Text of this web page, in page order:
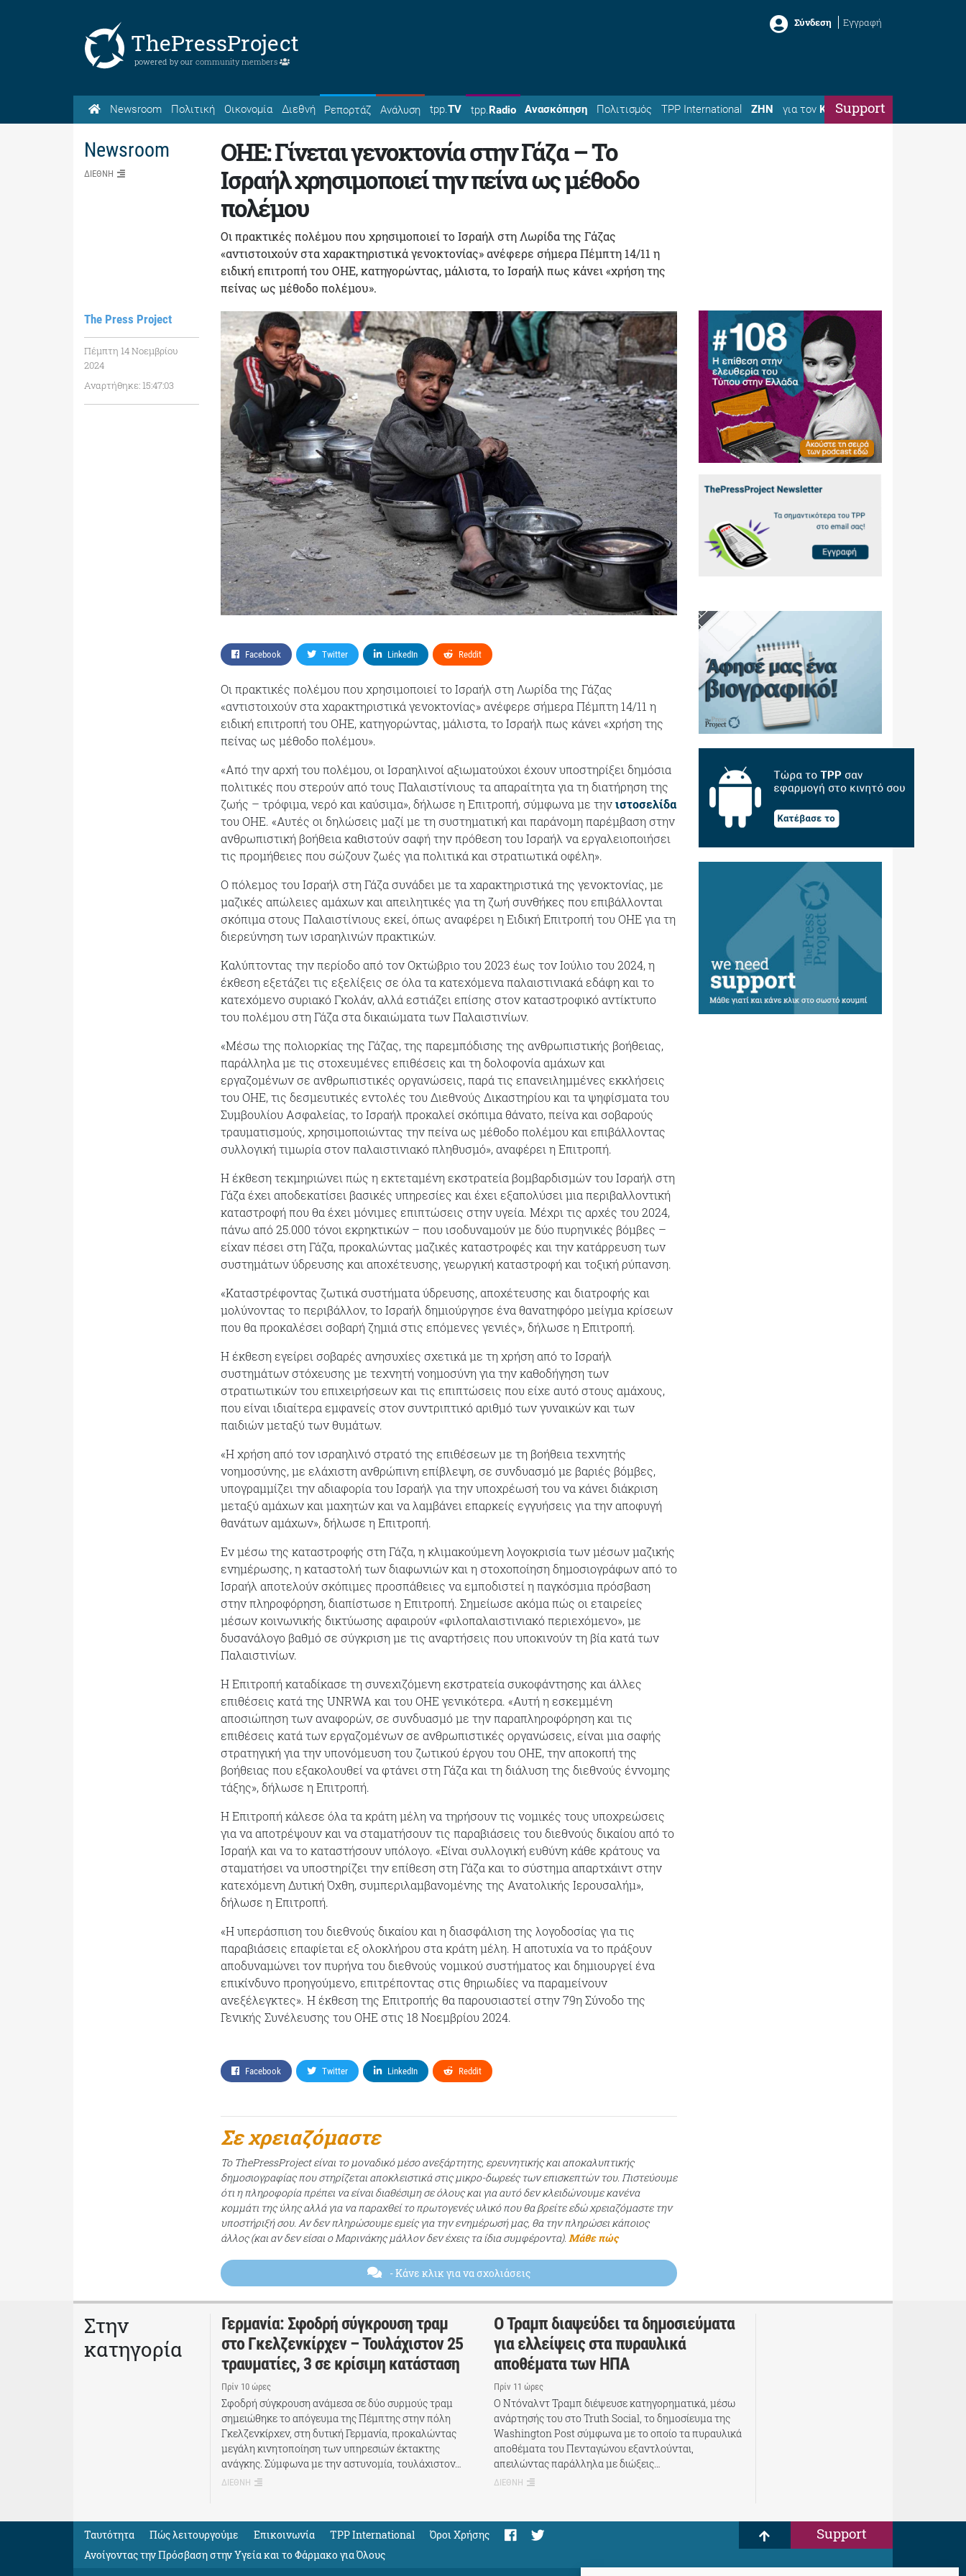
ThePressProject
powered by our community members
Σύνδεση Εγγραφή
Newsroom Πολιτική Οικονομία Διεθνή Ρεπορτάζ Ανάλυση tpp.TV tpp.Radio Ανασκόπηση Πολιτισμός TPP International ΖΗΝ για τον ΚώσταSupport
Newsroom
ΔΙΕΘΝΗ
The Press Project
Πέμπτη 14 Νοεμβρίου
2024
Αναρτήθηκε: 15:47:03
ΟΗΕ: Γίνεται γενοκτονία στην Γάζα – Το
Ισραήλ χρησιμοποιεί την πείνα ως μέθοδο
πολέμου
Οι πρακτικές πολέμου που χρησιμοποιεί το Ισραήλ στη Λωρίδα της Γάζας
«αντιστοιχούν στα χαρακτηριστικά γενοκτονίας» ανέφερε σήμερα Πέμπτη 14/11 η
ειδική επιτροπή του ΟΗΕ, κατηγορώντας, μάλιστα, το Ισραήλ πως κάνει «χρήση της
πείνας ως μέθοδο πολέμου».
Facebook Twitter LinkedIn Reddit
Οι πρακτικές πολέμου που χρησιμοποιεί το Ισραήλ στη Λωρίδα της Γάζας
«αντιστοιχούν στα χαρακτηριστικά γενοκτονίας» ανέφερε σήμερα Πέμπτη 14/11 η
ειδική επιτροπή του ΟΗΕ, κατηγορώντας, μάλιστα, το Ισραήλ πως κάνει «χρήση της
πείνας ως μέθοδο πολέμου».
«Από την αρχή του πολέμου, οι Ισραηλινοί αξιωματούχοι έχουν υποστηρίξει δημόσια
πολιτικές που στερούν από τους Παλαιστίνιους τα απαραίτητα για τη διατήρηση της
ζωής – τρόφιμα, νερό και καύσιμα», δήλωσε η Επιτροπή, σύμφωνα με τηνιστοσελίδα
του ΟΗΕ. «Αυτές οι δηλώσεις μαζί με τη συστηματική και παράνομη παρέμβαση στην
ανθρωπιστική βοήθεια καθιστούν σαφή την πρόθεση του Ισραήλ να εργαλειοποιήσει
τις προμήθειες που σώζουν ζωές για πολιτικά και στρατιωτικά οφέλη».
Ο πόλεμος του Ισραήλ στη Γάζα συνάδει με τα χαρακτηριστικά της γενοκτονίας, με
μαζικές απώλειες αμάχων και απειλητικές για τη ζωή συνθήκες που επιβάλλονται
σκόπιμα στους Παλαιστίνιους εκεί, όπως αναφέρει η Ειδική Επιτροπή του ΟΗΕ για τη
διερεύνηση των ισραηλινών πρακτικών.
Καλύπτοντας την περίοδο από τον Οκτώβριο του 2023 έως τον Ιούλιο του 2024, η
έκθεση εξετάζει τις εξελίξεις σε όλα τα κατεχόμενα παλαιστινιακά εδάφη και το
κατεχόμενο συριακό Γκολάν, αλλά εστιάζει επίσης στον καταστροφικό αντίκτυπο
του πολέμου στη Γάζα στα δικαιώματα των Παλαιστινίων.
«Μέσω της πολιορκίας της Γάζας, της παρεμπόδισης της ανθρωπιστικής βοήθειας,
παράλληλα με τις στοχευμένες επιθέσεις και τη δολοφονία αμάχων και
εργαζομένων σε ανθρωπιστικές οργανώσεις, παρά τις επανειλημμένες εκκλήσεις
του ΟΗΕ, τις δεσμευτικές εντολές του Διεθνούς Δικαστηρίου και τα ψηφίσματα του
Συμβουλίου Ασφαλείας, το Ισραήλ προκαλεί σκόπιμα θάνατο, πείνα και σοβαρούς
τραυματισμούς, χρησιμοποιώντας την πείνα ως μέθοδο πολέμου και επιβάλλοντας
συλλογική τιμωρία στον παλαιστινιακό πληθυσμό», αναφέρει η Επιτροπή.
Η έκθεση τεκμηριώνει πώς η εκτεταμένη εκστρατεία βομβαρδισμών του Ισραήλ στη
Γάζα έχει αποδεκατίσει βασικές υπηρεσίες και έχει εξαπολύσει μια περιβαλλοντική
καταστροφή που θα έχει μόνιμες επιπτώσεις στην υγεία. Μέχρι τις αρχές του 2024,
πάνω από 25.000 τόνοι εκρηκτικών – που ισοδυναμούν με δύο πυρηνικές βόμβες –
είχαν πέσει στη Γάζα, προκαλώντας μαζικές καταστροφές και την κατάρρευση των
συστημάτων ύδρευσης και αποχέτευσης, γεωργική καταστροφή και τοξική ρύπανση.
«Καταστρέφοντας ζωτικά συστήματα ύδρευσης, αποχέτευσης και διατροφής και
μολύνοντας το περιβάλλον, το Ισραήλ δημιούργησε ένα θανατηφόρο μείγμα κρίσεων
που θα προκαλέσει σοβαρή ζημιά στις επόμενες γενιές», δήλωσε η Επιτροπή.
Η έκθεση εγείρει σοβαρές ανησυχίες σχετικά με τη χρήση από το Ισραήλ
συστημάτων στόχευσης με τεχνητή νοημοσύνη για την καθοδήγηση των
στρατιωτικών του επιχειρήσεων και τις επιπτώσεις που είχε αυτό στους αμάχους,
που είναι ιδιαίτερα εμφανείς στον συντριπτικό αριθμό των γυναικών και των
παιδιών μεταξύ των θυμάτων.
«Η χρήση από τον ισραηλινό στρατό της επιθέσεων με τη βοήθεια τεχνητής
νοημοσύνης, με ελάχιστη ανθρώπινη επίβλεψη, σε συνδυασμό με βαριές βόμβες,
υπογραμμίζει την αδιαφορία του Ισραήλ για την υποχρέωσή του να κάνει διάκριση
μεταξύ αμάχων και μαχητών και να λαμβάνει επαρκείς εγγυήσεις για την αποφυγή
θανάτων αμάχων», δήλωσε η Επιτροπή.
Εν μέσω της καταστροφής στη Γάζα, η κλιμακούμενη λογοκρισία των μέσων μαζικής
ενημέρωσης, η καταστολή των διαφωνιών και η στοχοποίηση δημοσιογράφων από το
Ισραήλ αποτελούν σκόπιμες προσπάθειες να εμποδιστεί η παγκόσμια πρόσβαση
στην πληροφόρηση, διαπίστωσε η Επιτροπή. Σημείωσε ακόμα πώς οι εταιρείες
μέσων κοινωνικής δικτύωσης αφαιρούν «φιλοπαλαιστινιακό περιεχόμενο», με
δυσανάλογο βαθμό σε σύγκριση με τις αναρτήσεις που υποκινούν τη βία κατά των
Παλαιστινίων.
Η Επιτροπή καταδίκασε τη συνεχιζόμενη εκστρατεία συκοφάντησης και άλλες
επιθέσεις κατά της UNRWA και του ΟΗΕ γενικότερα. «Αυτή η εσκεμμένη
αποσιώπηση των αναφορών, σε συνδυασμό με την παραπληροφόρηση και τις
επιθέσεις κατά των εργαζομένων σε ανθρωπιστικές οργανώσεις, είναι μια σαφής
στρατηγική για την υπονόμευση του ζωτικού έργου του ΟΗΕ, την αποκοπή της
βοήθειας που εξακολουθεί να φτάνει στη Γάζα και τη διάλυση της διεθνούς έννομης
τάξης», δήλωσε η Επιτροπή.
Η Επιτροπή κάλεσε όλα τα κράτη μέλη να τηρήσουν τις νομικές τους υποχρεώσεις
για να αποτρέψουν και να σταματήσουν τις παραβιάσεις του διεθνούς δικαίου από το
Ισραήλ και να το καταστήσουν υπόλογο. «Είναι συλλογική ευθύνη κάθε κράτους να
σταματήσει να υποστηρίζει την επίθεση στη Γάζα και το σύστημα απαρτχάιντ στην
κατεχόμενη Δυτική Όχθη, συμπεριλαμβανομένης της Ανατολικής Ιερουσαλήμ»,
δήλωσε η Επιτροπή.
«Η υπεράσπιση του διεθνούς δικαίου και η διασφάλιση της λογοδοσίας για τις
παραβιάσεις επαφίεται εξ ολοκλήρου στα κράτη μέλη. Η αποτυχία να το πράξουν
αποδυναμώνει τον πυρήνα του διεθνούς νομικού συστήματος και δημιουργεί ένα
επικίνδυνο προηγούμενο, επιτρέποντας στις θηριωδίες να παραμείνουν
ανεξέλεγκτες». Η έκθεση της Επιτροπής θα παρουσιαστεί στην 79η Σύνοδο της
Γενικής Συνέλευσης του ΟΗΕ στις 18 Νοεμβρίου 2024.
Facebook Twitter LinkedIn Reddit
Σε χρειαζόμαστε
Το ThePressProject είναι το μοναδικό μέσο ανεξάρτητης, ερευνητικής και αποκαλυπτικής
δημοσιογραφίας που στηρίζεται αποκλειστικά στις μικρο-δωρεές των επισκεπτών του. Πιστεύουμε
ότι η πληροφορία πρέπει να είναι διαθέσιμη σε όλους και για αυτό δεν κλειδώνουμε κανένα
κομμάτι της ύλης αλλά για να παραχθεί το πρωτογενές υλικό που θα βρείτε εδώ χρειαζόμαστε την
υποστήριξή σου. Αν δεν πληρώσουμε εμείς για την ενημέρωσή μας, θα την πληρώσει κάποιος
άλλος (και αν δεν είσαι ο Μαρινάκης μάλλον δεν έχεις τα ίδια συμφέροντα). Μάθε πώς
- Κάνε κλικ για να σχολιάσεις
Στην
κατηγορία
Γερμανία: Σφοδρή σύγκρουση τραμ
στο Γκελζενκίρχεν – Τουλάχιστον 25
τραυματίες, 3 σε κρίσιμη κατάσταση
Πρίν 10 ώρες
Σφοδρή σύγκρουση ανάμεσα σε δύο συρμούς τραμ
σημειώθηκε το απόγευμα της Πέμπτης στην πόλη
Γκελζενκίρχεν, στη δυτική Γερμανία, προκαλώντας
μεγάλη κινητοποίηση των υπηρεσιών έκτακτης
ανάγκης. Σύμφωνα με την αστυνομία, τουλάχιστον…
ΔΙΕΘΝΗ
Ο Τραμπ διαψεύδει τα δημοσιεύματα
για ελλείψεις στα πυραυλικά
αποθέματα των ΗΠΑ
Πρίν 11 ώρες
Ο Ντόναλντ Τραμπ διέψευσε κατηγορηματικά, μέσω
ανάρτησής του στο Truth Social, το δημοσίευμα της
Washington Post σύμφωνα με το οποίο τα πυραυλικά
αποθέματα του Πενταγώνου εξαντλούνται,
απειλώντας παράλληλα με διώξεις…
ΔΙΕΘΝΗ
Ταυτότητα Πώς λειτουργούμε Eπικοινωνία TPP International
Όροι Χρήσης
Ανοίγοντας την Πρόσβαση στην Υγεία και το Φάρμακο για Όλους
Support